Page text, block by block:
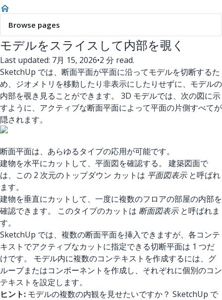
Browse pages
モデルをスライスして内部を覗く
Last updated: 7月 15, 2026•2 分 read.
SketchUp では、断面平面が平面に沿ってモデルを切断するた
め、ジオメトリを移動したり非表示にしたりせずに、モデルの
内部を覗き見ることができます。 3D モデルでは、次の図に示
すように、アクティブな断面平面によって平面の片側すべてが
隠されます。
断面平面は、あらゆるタイプの応用が可能です。
建物を水平にカットして、平面図を確認する。 建築図面で
は、この 2 次元のトップダウン カットは 平面図表示と呼ばれ
ます。
建物を垂直にカットして、一度に複数のフロアの部屋の内部を
確認できます。 このタイプのカットは 断面図表示と呼ばれま
す。
SketchUp では、複数の断面平面を挿入できますが、各コンテ
キストでアクティブなカットに指定できる切断平面は 1 つだ
けです。 モデル内に複数のコンテキストを作成するには、グ
ループまたはコンポーネントを作成し、それぞれに個別のコン
テキストを設定します。
ヒント: モデルの複数の内観を見せたいですか？ SketchUp で